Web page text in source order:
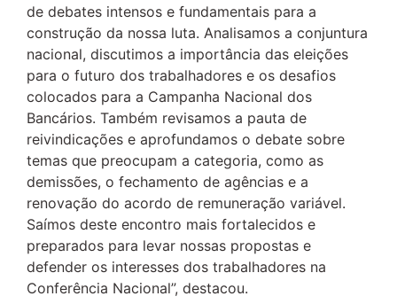
de debates intensos e fundamentais para a
construção da nossa luta. Analisamos a conjuntura
nacional, discutimos a importância das eleições
para o futuro dos trabalhadores e os desafios
colocados para a Campanha Nacional dos
Bancários. Também revisamos a pauta de
reivindicações e aprofundamos o debate sobre
temas que preocupam a categoria, como as
demissões, o fechamento de agências e a
renovação do acordo de remuneração variável.
Saímos deste encontro mais fortalecidos e
preparados para levar nossas propostas e
defender os interesses dos trabalhadores na
Conferência Nacional”, destacou.